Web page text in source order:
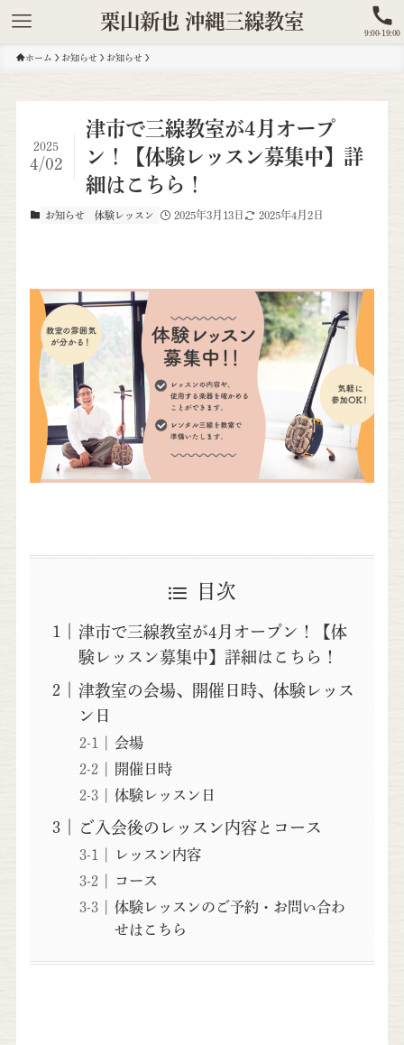
栗山新也 沖縄三線教室
9:00-19:00
ホーム お知らせ お知らせ
津市で三線教室が4月オープ
ン！【体験レッスン募集中】詳
細はこちら！
2025
4/02
お知らせ 体験レッスン 2025年3月13日 2025年4月2日
目次
津市で三線教室が4月オープン！【体
験レッスン募集中】詳細はこちら！
津教室の会場、開催日時、体験レッス
ン日
会場
開催日時
体験レッスン日
ご入会後のレッスン内容とコース
レッスン内容
コース
体験レッスンのご予約・お問い合わ
せはこちら